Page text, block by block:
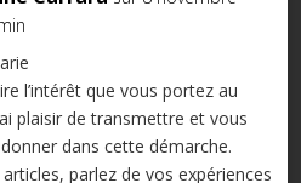
l’intérêt que vous portez au
plaisir de transmettre et vous
dans cette démarche.
parlez de vos expériences